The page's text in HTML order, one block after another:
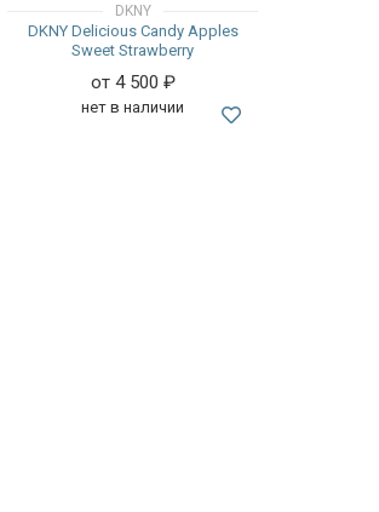
DKNY
DKNY Delicious Candy Apples
Sweet Strawberry
от 4 500 ₽
нет в наличии